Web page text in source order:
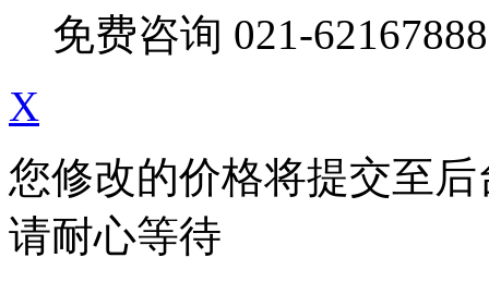
免费咨询 021-62167888
X
您修改的价格将提交至
请耐心等待